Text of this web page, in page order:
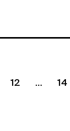
12 14